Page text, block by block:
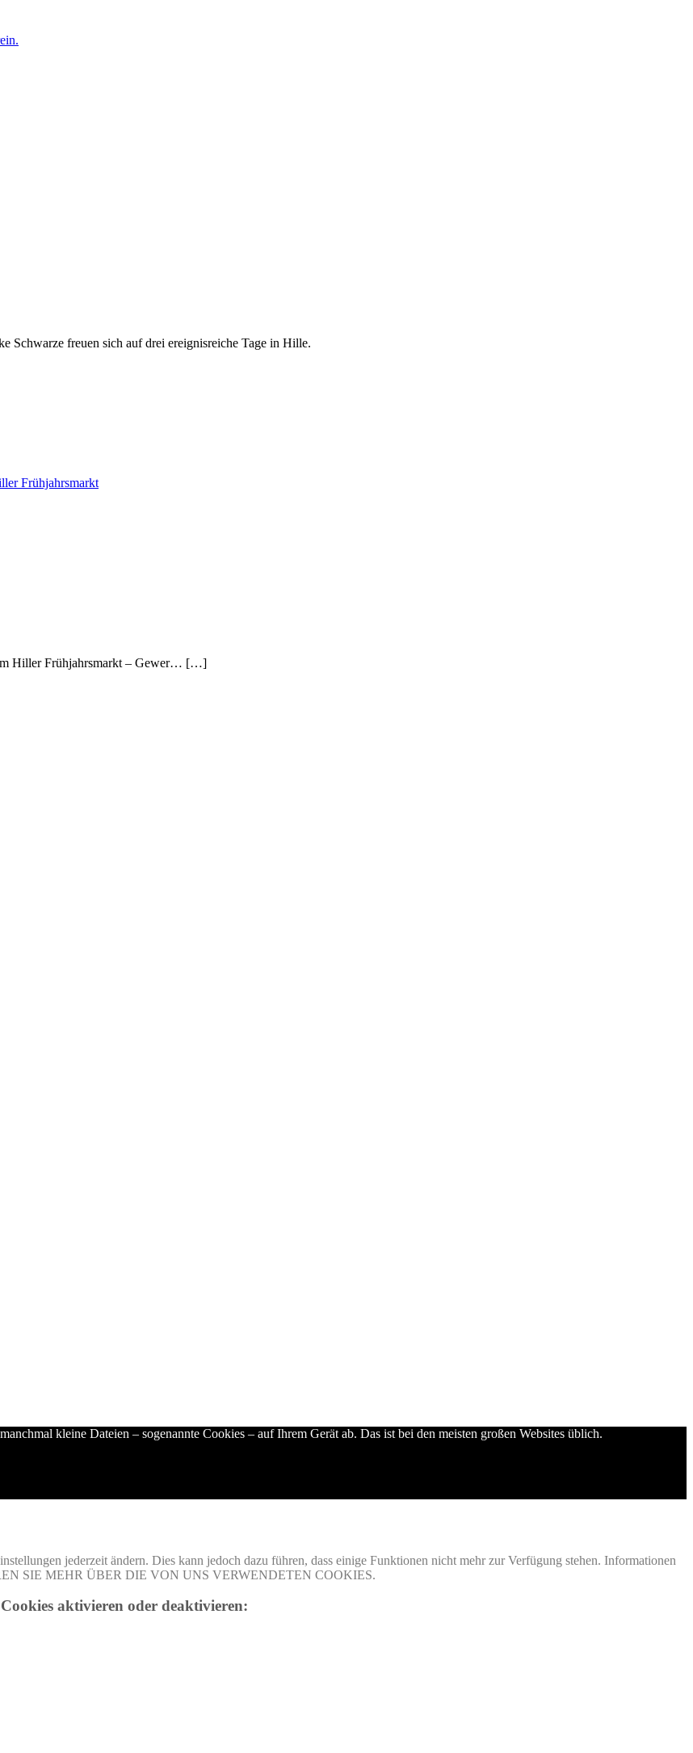
Schwarze freuen sich auf drei ereignisreiche Tage in Hille.
Frühjahrsmarkt
Hiller Frühjahrsmarkt – Gewer… […]
kleine Dateien – sogenannte Cookies – auf Ihrem Gerät ab. Das ist bei den meisten großen Websites üblich.
jederzeit ändern. Dies kann jedoch dazu führen, dass einige Funktionen nicht mehr zur Verfügung stehen. Informationen
SIE MEHR ÜBER DIE VON UNS VERWENDETEN COOKIES.
aktivieren oder deaktivieren: